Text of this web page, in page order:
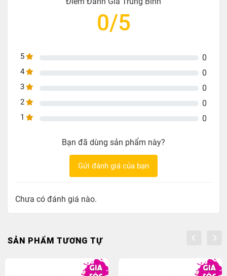
Hỗ trợ Dynamic HDR và HDCP 2.2
Kích thước lõi: 26AWG0/5
5 0
4 0
3 0
2 0
1 0
Bạn đã dùng sản phẩm này?
Gửi đánh giá của bạn
Chưa có đánh giá nào.
SẢN PHẨM TƯƠNG TỰ